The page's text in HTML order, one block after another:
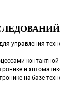
управления
контактной
и
на базе